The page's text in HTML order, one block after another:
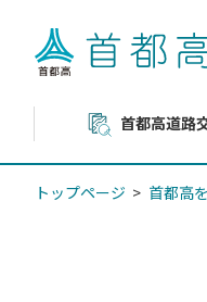
首都高道路
トップページ 首都高